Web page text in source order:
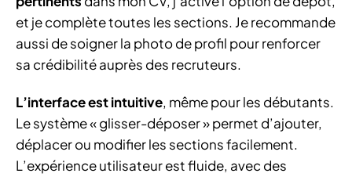
et je complète toutes les sections. Je recommande
aussi de soigner la photo de profil pour renforcer
sa crédibilité auprès des recruteurs.
L’interface est intuitive, même pour les débutants.
Le système « glisser-déposer » permet d’ajouter,
déplacer ou modifier les sections facilement.
L’expérience utilisateur est fluide, avec des